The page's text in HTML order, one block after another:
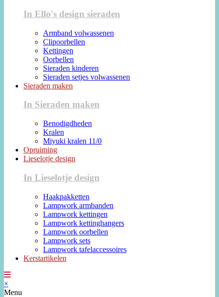
In Ello's design sieraden
Armband volwassenen
Clipoorbellen
Kettingen
Oorbellen
Sieraden kinderen
Sieraden setjes volwassenen
Sieraden maken
In Sieraden maken
Benodigdheden
Kralen
Miyuki kralen 11/0
Opruiming
Lieselotje design
In Lieselotje design
Haakpakketten
Lampwork armbanden
Lampwork kettingen
Lampwork kettinghangers
Lampwork oorbellen
Lampwork sets
Lampwork tafelaccessoires
Kerstartikelen
×
Menu